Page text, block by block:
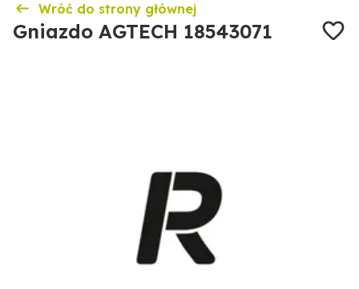
Wróć do strony głównej
Gniazdo AGTECH 18543071